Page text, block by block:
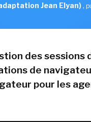
Jean Elyan),
des sessions
de
pour les